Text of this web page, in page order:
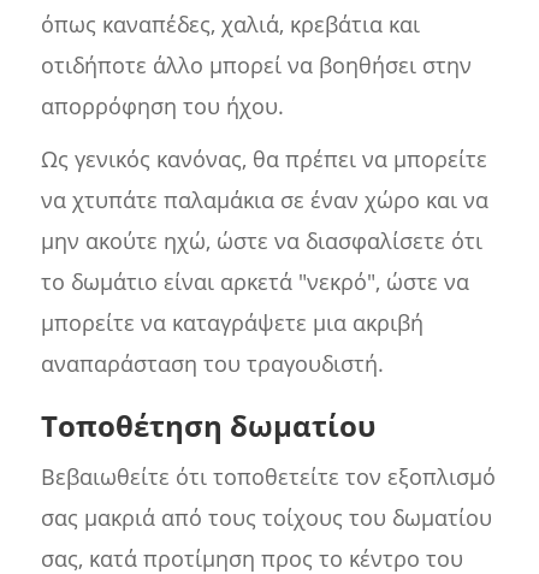
όπως καναπέδες, χαλιά, κρεβάτια και
οτιδήποτε άλλο μπορεί να βοηθήσει στην
απορρόφηση του ήχου.
Ως γενικός κανόνας, θα πρέπει να μπορείτε
να χτυπάτε παλαμάκια σε έναν χώρο και να
μην ακούτε ηχώ, ώστε να διασφαλίσετε ότι
το δωμάτιο είναι αρκετά "νεκρό", ώστε να
μπορείτε να καταγράψετε μια ακριβή
αναπαράσταση του τραγουδιστή.
Τοποθέτηση δωματίου
Βεβαιωθείτε ότι τοποθετείτε τον εξοπλισμό
σας μακριά από τους τοίχους του δωματίου
σας, κατά προτίμηση προς το κέντρο του